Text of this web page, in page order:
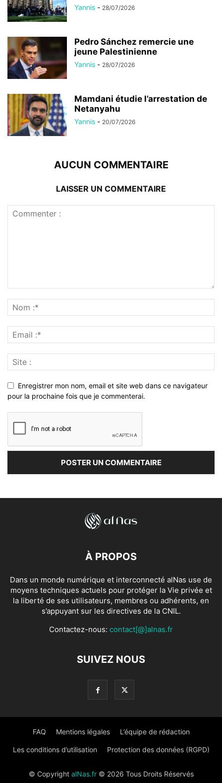
Yannis - 28/07/2026
Pedro Sánchez remercie une
jeune Palestinienne
Yannis - 28/07/2026
Mamdani étudie l’arrestation de
Netanyahu
Yannis - 20/07/2026
AUCUN COMMENTAIRE
LAISSER UN COMMENTAIRE
Enregistrer mon nom, email et site web dans ce navigateur
pour la prochaine fois que je commenterai.
À PROPOS
Dans un monde numérique et interconnecté alNas use de
moyens techniques actuels pour protéger la Vie privée et
la liberté de ses utilisateurs, membres ou adhérents, en
s’appuyant sur les directives de la CNIL.
Contactez-nous: contact[@]alnas.fr
SUIVEZ NOUS
FAQ Mentions légales L’équipe de rédaction
Les conditions d’utilisation Protection des données (RGPD)
© Copyright alNas.fr© 2026 Tous Droits Réservés